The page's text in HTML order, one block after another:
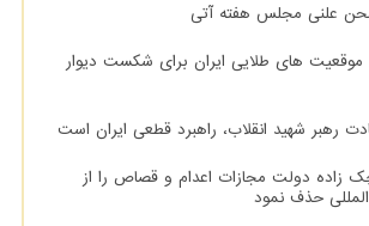
علنی مجلس هفته آتی
های طلایی ایران برای شکست دیوار
رهبر شهید انقلاب، راهبرد قطعی ایران است
زاده دولت مجازات اعدام و قصاص را از
حذف نمود